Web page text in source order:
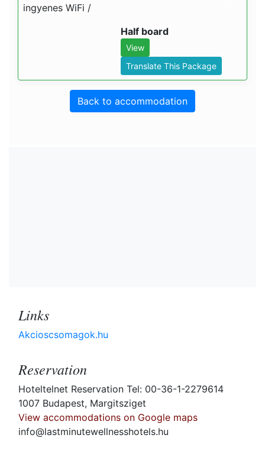
ingyenes WiFi /
Half board
View
Translate This Package
Back to accommodation
Links
Akcioscsomagok.hu
Reservation
Hoteltelnet Reservation Tel: 00-36-1-2279614
1007 Budapest, Margitsziget
View accommodations on Google maps
info@lastminutewellnesshotels.hu